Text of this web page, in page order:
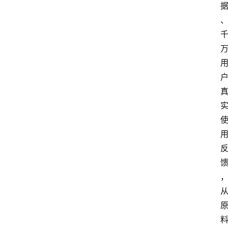
据
、
千
万
用
户
真
实
使
用
反
馈
，
从
原
料